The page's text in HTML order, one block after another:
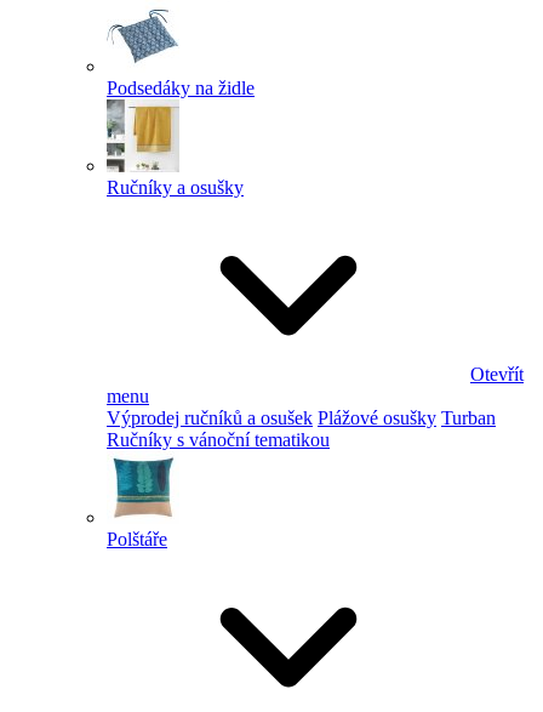
Podsedáky na židle
Ručníky a osušky
Otevřít
menu
Výprodej ručníků a osušek Plážové osušky Turban
Ručníky s vánoční tematikou
Polštáře